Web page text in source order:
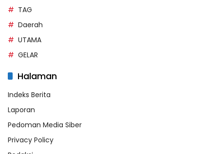
TAG
Daerah
UTAMA
GELAR
Halaman
Indeks Berita
Laporan
Pedoman Media Siber
Privacy Policy